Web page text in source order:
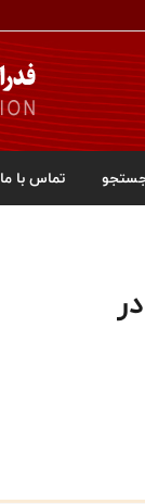
تماس با ما
در